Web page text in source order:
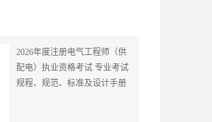
2026年度注册电气工程师（供
配电）执业资格考试 专业考试
规程、规范、标准及设计手册